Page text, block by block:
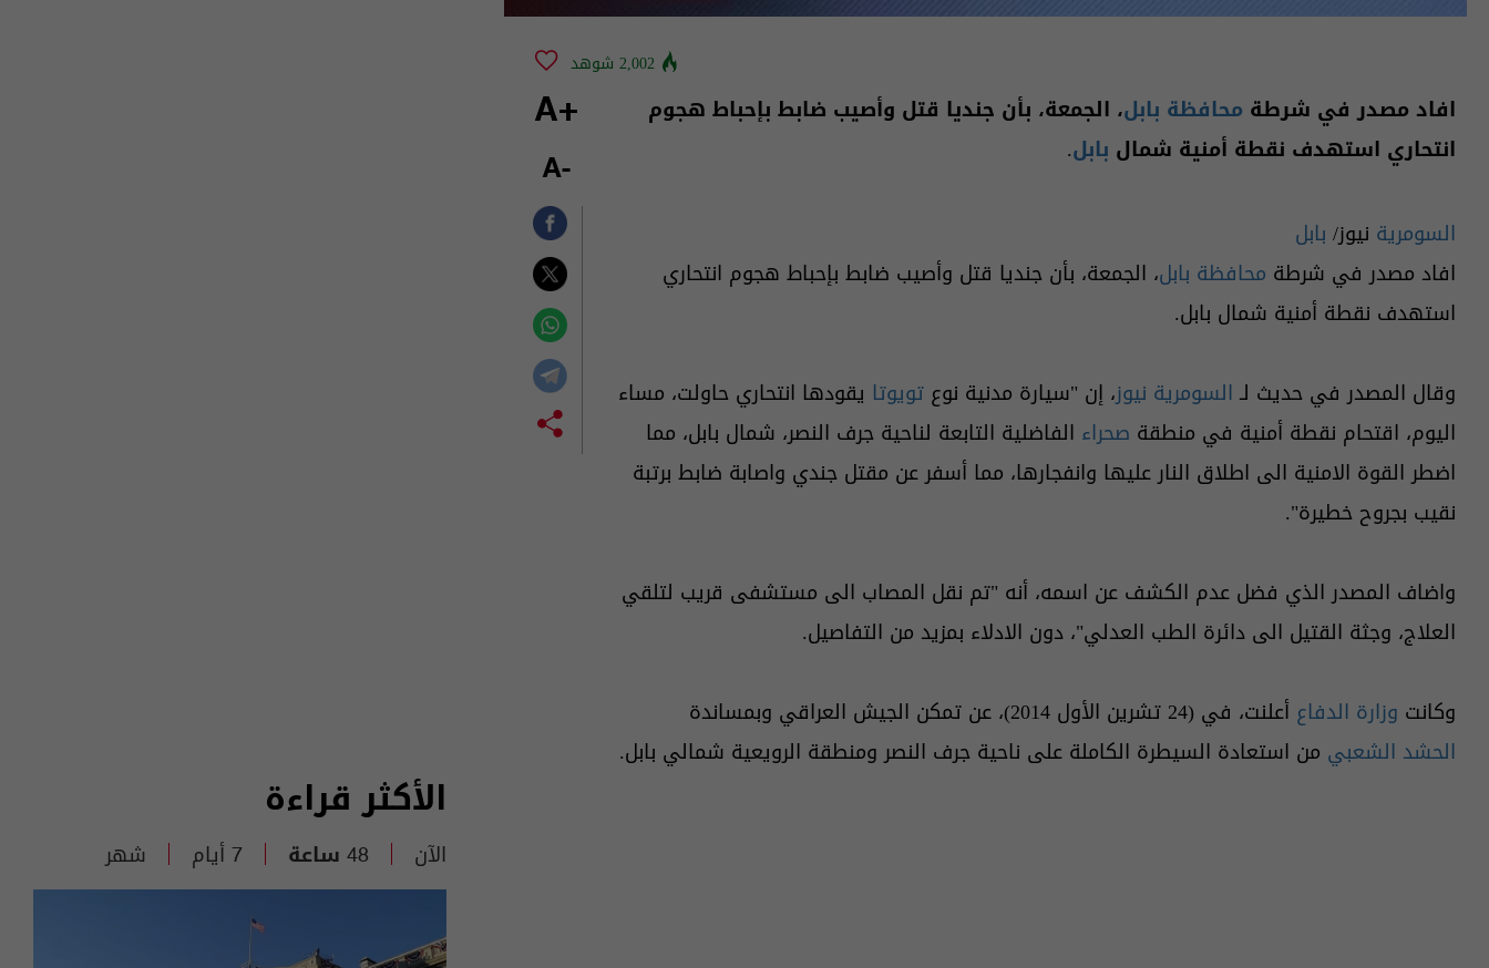
2,002 شوهد
افاد مصدر في شرطة محافظة بابل، الجمعة، بأن جنديا قتل وأصيب ضابط بإحباط هجوم
انتحاري استهدف نقطة أمنية شمال بابل.
السومرية نيوز/ بابل
افاد مصدر في شرطة محافظة بابل، الجمعة، بأن جنديا قتل وأصيب ضابط بإحباط هجوم انتحاري
استهدف نقطة أمنية شمال بابل.
وقال المصدر في حديث لـ السومرية نيوز، إن "سيارة مدنية نوع تويوتا يقودها انتحاري حاولت، مساء
اليوم، اقتحام نقطة أمنية في منطقة صحراء الفاضلية التابعة لناحية جرف النصر، شمال بابل، مما
اضطر القوة الامنية الى اطلاق النار عليها وانفجارها، مما أسفر عن مقتل جندي واصابة ضابط برتبة
نقيب بجروح خطيرة".
واضاف المصدر الذي فضل عدم الكشف عن اسمه، أنه "تم نقل المصاب الى مستشفى قريب لتلقي
العلاج، وجثة القتيل الى دائرة الطب العدلي"، دون الادلاء بمزيد من التفاصيل.
وكانت وزارة الدفاع أعلنت، في (24 تشرين الأول 2014)، عن تمكن الجيش العراقي وبمساندة
الحشد الشعبي من استعادة السيطرة الكاملة على ناحية جرف النصر ومنطقة الرويعية شمالي بابل.
+A
-A
الأكثر قراءة
الآن 48 ساعة 7 أيام شهر